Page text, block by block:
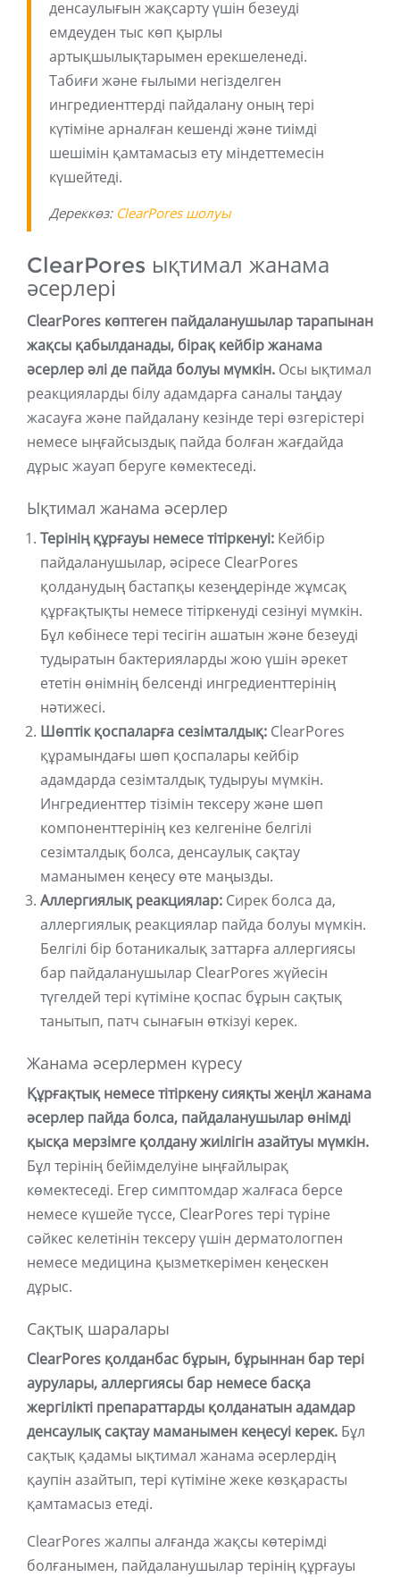
денсаулығын жақсарту үшін безеуді
емдеуден тыс көп қырлы
артықшылықтарымен ерекшеленеді.
Табиғи және ғылыми негізделген
ингредиенттерді пайдалану оның тері
күтіміне арналған кешенді және тиімді
шешімін қамтамасыз ету міндеттемесін
күшейтеді.
Дереккөз: ClearPores шолуы
ClearPores ықтимал жанама
әсерлері
ClearPores көптеген пайдаланушылар тарапынан
жақсы қабылданады, бірақ кейбір жанама
әсерлер әлі де пайда болуы мүмкін. Осы ықтимал
реакцияларды білу адамдарға саналы таңдау
жасауға және пайдалану кезінде тері өзгерістері
немесе ыңғайсыздық пайда болған жағдайда
дұрыс жауап беруге көмектеседі.
Ықтимал жанама әсерлер
Терінің құрғауы немесе тітіркенуі: Кейбір
пайдаланушылар, әсіресе ClearPores
қолданудың бастапқы кезеңдерінде жұмсақ
құрғақтықты немесе тітіркенуді сезінуі мүмкін.
Бұл көбінесе тері тесігін ашатын және безеуді
тудыратын бактерияларды жою үшін әрекет
ететін өнімнің белсенді ингредиенттерінің
нәтижесі.
Шөптік қоспаларға сезімталдық: ClearPores
құрамындағы шөп қоспалары кейбір
адамдарда сезімталдық тудыруы мүмкін.
Ингредиенттер тізімін тексеру және шөп
компоненттерінің кез келгеніне белгілі
сезімталдық болса, денсаулық сақтау
маманымен кеңесу өте маңызды.
Аллергиялық реакциялар: Сирек болса да,
аллергиялық реакциялар пайда болуы мүмкін.
Белгілі бір ботаникалық заттарға аллергиясы
бар пайдаланушылар ClearPores жүйесін
түгелдей тері күтіміне қоспас бұрын сақтық
танытып, патч сынағын өткізуі керек.
Жанама әсерлермен күресу
Құрғақтық немесе тітіркену сияқты жеңіл жанама
әсерлер пайда болса, пайдаланушылар өнімді
қысқа мерзімге қолдану жиілігін азайтуы мүмкін.
Бұл терінің бейімделуіне ыңғайлырақ
көмектеседі. Егер симптомдар жалғаса берсе
немесе күшейе түссе, ClearPores тері түріне
сәйкес келетінін тексеру үшін дерматологпен
немесе медицина қызметкерімен кеңескен
дұрыс.
Сақтық шаралары
ClearPores қолданбас бұрын, бұрыннан бар тері
аурулары, аллергиясы бар немесе басқа
жергілікті препараттарды қолданатын адамдар
денсаулық сақтау маманымен кеңесуі керек. Бұл
сақтық қадамы ықтимал жанама әсерлердің
қаупін азайтып, тері күтіміне жеке көзқарасты
қамтамасыз етеді.
ClearPores жалпы алғанда жақсы көтерімді
болғанымен, пайдаланушылар терінің құрғауы